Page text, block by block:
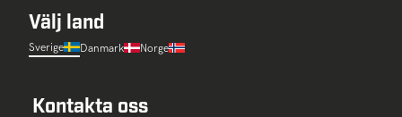
Välj land
Sverige Danmark Norge
Kontakta oss